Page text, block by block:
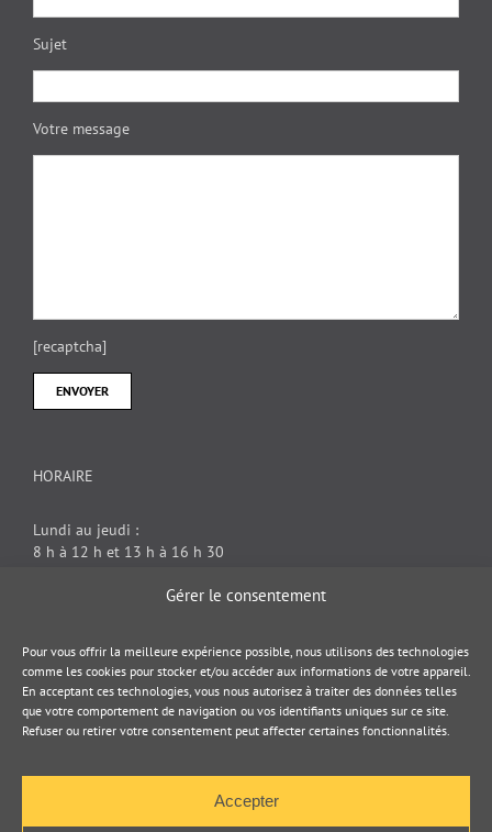
Gérer le consentement
Pour vous offrir la meilleure expérience possible, nous utilisons des technologies
comme les cookies pour stocker et/ou accéder aux informations de votre appareil.
En acceptant ces technologies, vous nous autorisez à traiter des données telles
que votre comportement de navigation ou vos identifiants uniques sur ce site.
Refuser ou retirer votre consentement peut affecter certaines fonctionnalités.
Accepter
Sujet
Votre message
[recaptcha]
HORAIRE
Lundi au jeudi :
8 h à 12 h et 13 h à 16 h 30
DOCUMENT JURIDIQUE
Politique de cookies